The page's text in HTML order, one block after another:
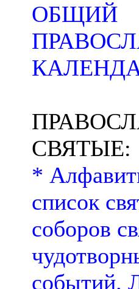
ОБЩИЙ
СВЯТЫЕ:
*
список
соборов
событий.